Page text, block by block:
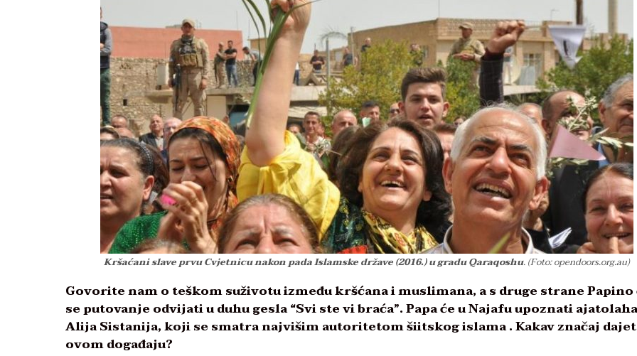
Kršaćani slave prvu Cvjetnicu nakon pada Islamske države (2016.) u gradu Qaraqoshu. (Foto: opendoors.org.au)
Govorite nam o teškom suživotu između kršćana i muslimana, a s druge strane Papino
se putovanje odvijati u duhu gesla “Svi ste vi braća”. Papa će u Najafu upoznati ajatolaha
Alija Sistanija, koji se smatra najvišim autoritetom šiitskog islama . Kakav značaj
ovom događaju?